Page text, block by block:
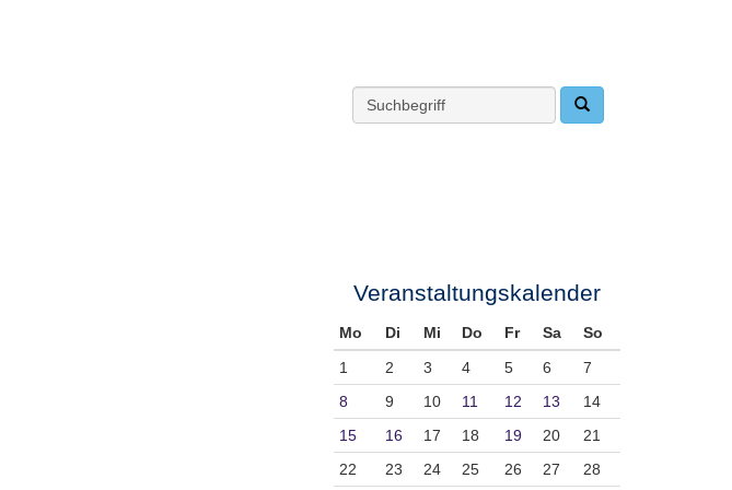
Veranstaltungskalender
Mo Di Mi Do Fr Sa
So
1
2 3 4 5 6
7
8
9 10 11 12 13
14
15
16 17 18 19 20
21
22
23 24 25 26 27
28